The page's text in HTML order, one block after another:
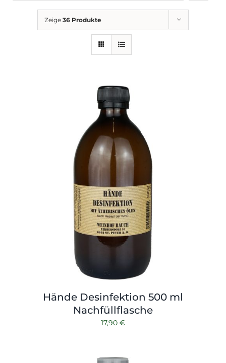
Zeige 36 Produkte
Hände Desinfektion 500 ml
Nachfüllflasche
17,90 €